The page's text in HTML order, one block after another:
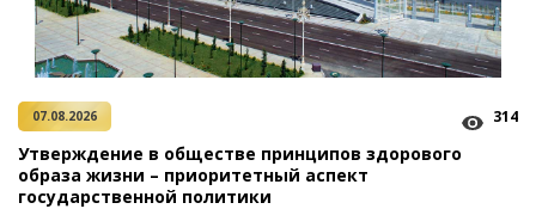
07.08.2026 314
Утверждение в обществе принципов здорового
образа жизни – приоритетный аспект
государственной политики